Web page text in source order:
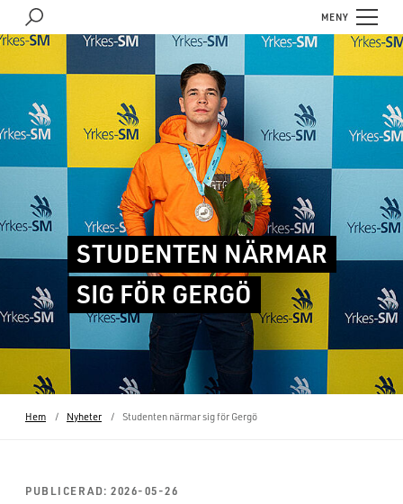
MENY
STUDENTEN NÄRMAR
SIG FÖR GERGÖ
Hem Nyheter Studenten närmar sig för Gergö
PUBLICERAD: 2026-05-26